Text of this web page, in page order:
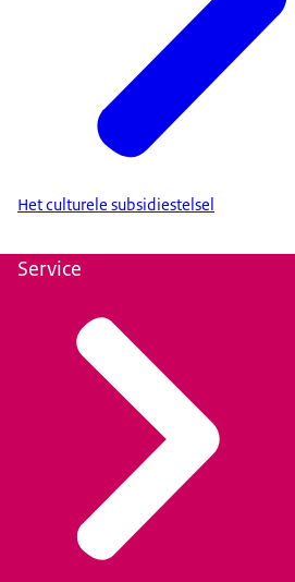
Het culturele subsidiestelsel
Service